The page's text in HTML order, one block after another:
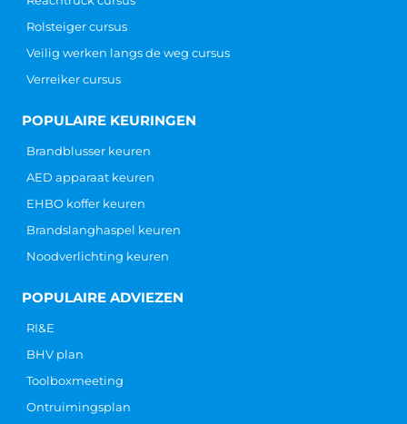
Rolsteiger cursus
Veilig werken langs de weg cursus
Verreiker cursus
POPULAIRE KEURINGEN
Brandblusser keuren
AED apparaat keuren
EHBO koffer keuren
Brandslanghaspel keuren
Noodverlichting keuren
POPULAIRE ADVIEZEN
RI&E
BHV plan
Toolboxmeeting
Ontruimingsplan